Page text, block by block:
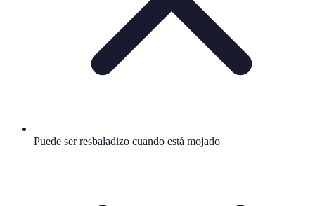
Puede ser resbaladizo cuando está mojado